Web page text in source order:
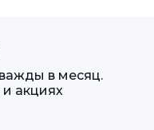
в месяц.
акциях